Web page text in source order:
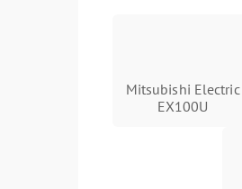
Mitsubishi Electric
EX100U